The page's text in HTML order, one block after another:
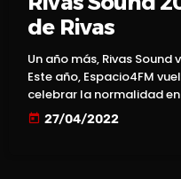
de Rivas
Un año más, Rivas Sound
Este año, Espacio4FM
celebrar la normalidad
cabezas de cartel La La
Dellacruz y muchos
today 27/04/2022